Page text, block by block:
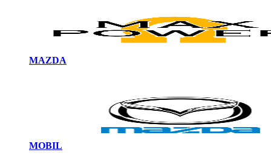
MAZDA
MOBIL